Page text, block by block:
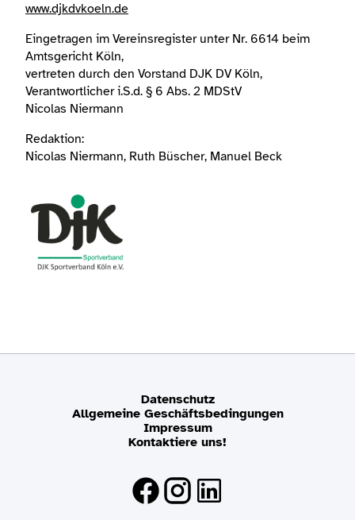
www.djkdvkoeln.de
Eingetragen im Vereinsregister unter Nr. 6614 beim
Amtsgericht Köln,
vertreten durch den Vorstand DJK DV Köln,
Verantwortlicher i.S.d. § 6 Abs. 2 MDStV
Nicolas Niermann
Redaktion:
Nicolas Niermann, Ruth Büscher, Manuel Beck
Datenschutz
Allgemeine Geschäftsbedingungen
Impressum
Kontaktiere uns!